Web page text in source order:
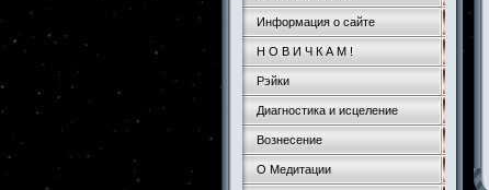
Информация о сайте
Н О В И Ч К А М !
Рэйки
Диагностика и исцеление
Вознесение
О Медитации